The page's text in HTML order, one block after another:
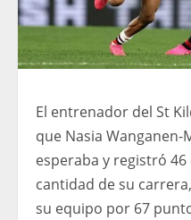
El entrenador del St
que Nasia
esperaba y registró
cantidad de su
su equipo por 67